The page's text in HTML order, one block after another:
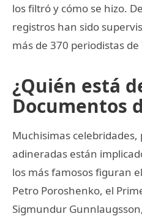
los filtró y cómo se hizo.
registros han sido
más de 370 periodistas de
¿Quién está
Documentos
Muchisimas celebridades,
adineradas están
los más famosos figuran
Petro Poroshenko, el
Sigmundur